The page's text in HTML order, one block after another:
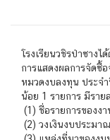
โรงเรียนวชิรป่าซาง
การแสดงผลการจัดซื้
หมวดงบลงทุน ประจ
น้อย 1 รายการ มีราย
(1) ชื่อรายการของง
(2) วงเงินงบประมา